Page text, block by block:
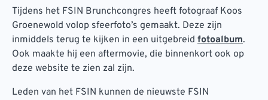
Tijdens het FSIN Brunchcongres heeft fotograaf Koos
Groenewold volop sfeerfoto’s gemaakt. Deze zijn
inmiddels terug te kijken in een uitgebreid fotoalbum.
Ook maakte hij een aftermovie, die binnenkort ook op
deze website te zien zal zijn.
Leden van het FSIN kunnen de nieuwste FSIN